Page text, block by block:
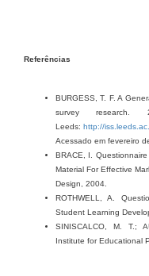
Referências
BURGESS, T. F. A
survey research.
Leeds: http://
Acessado em fevereiro
BRACE, I.
Material For Effective
Design, 2004.
ROTHWELL, A.
Student Learning
SINISCALCO, M. T.;
Institute for Educational